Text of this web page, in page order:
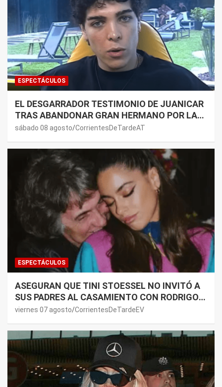
ESPECTÁCULOS
EL DESGARRADOR TESTIMONIO DE JUANICAR
TRAS ABANDONAR GRAN HERMANO POR LA
SALUD DE SU MAMÁ.
sábado 08 agosto CorrientesDeTardeAT
ESPECTÁCULOS
ASEGURAN QUE TINI STOESSEL NO INVITÓ A
SUS PADRES AL CASAMIENTO CON RODRIGO
DE PAUL: LOS MOTIVOS
viernes 07 agosto CorrientesDeTardeEV